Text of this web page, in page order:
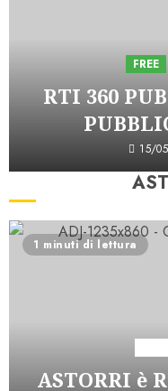
FREE
RTI 360
15/
1 minuti di lettura
ASTORRI è